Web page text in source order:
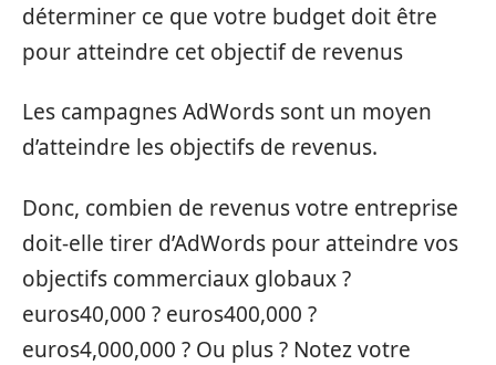
déterminer ce que votre budget doit être
pour atteindre cet objectif de revenus
Les campagnes AdWords sont un moyen
d’atteindre les objectifs de revenus.
Donc, combien de revenus votre entreprise
doit-elle tirer d’AdWords pour atteindre vos
objectifs commerciaux globaux ?
euros40,000 ? euros400,000 ?
euros4,000,000 ? Ou plus ? Notez votre